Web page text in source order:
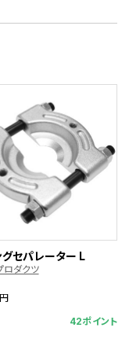
グセパレーター L
ロダクツ
円
42ポイント